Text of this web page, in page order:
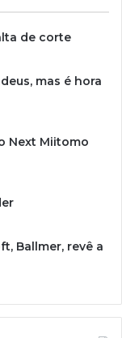
de corte
mas é hora
Next Miitomo
Ballmer, revê a